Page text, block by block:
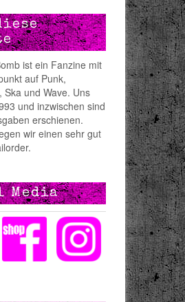
ist ein Fanzine mit
auf Punk,
Ska und Wave. Uns
und inzwischen sind
erschienen.
wir einen sehr gut
Media